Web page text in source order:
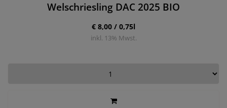
Welschriesling DAC 2025 BIO
€ 8,00 / 0,75l
inkl. 13% Mwst.